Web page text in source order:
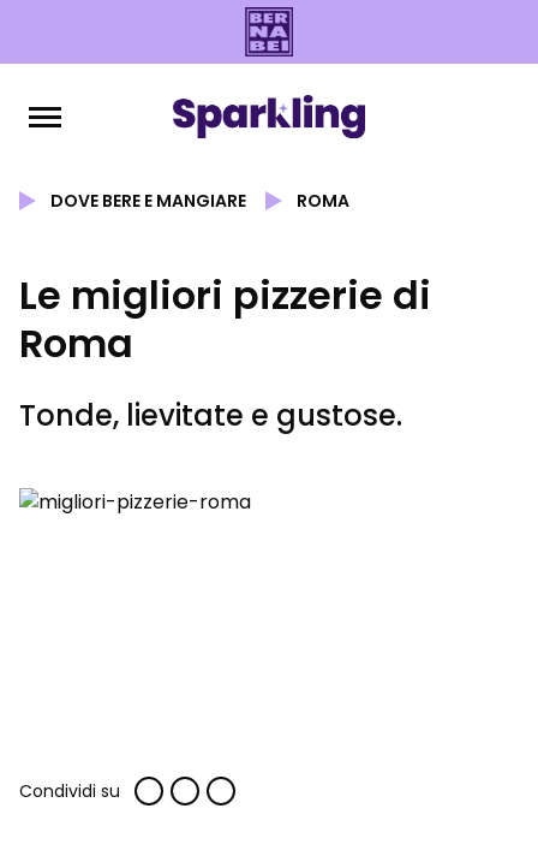
DOVE BERE E MANGIARE ROMA
Le migliori pizzerie di
Roma
Tonde, lievitate e gustose.
Condividi su